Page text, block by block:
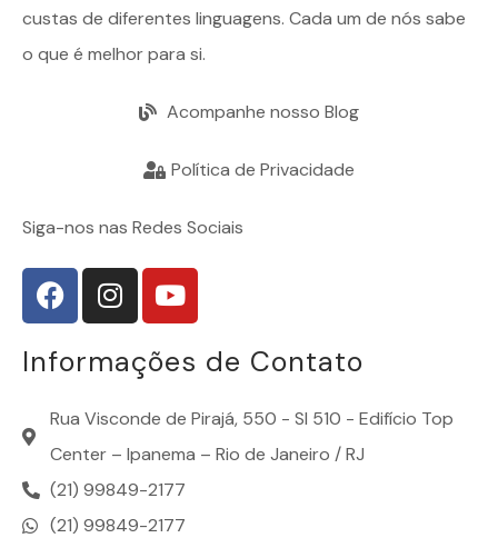
custas de diferentes linguagens. Cada um de nós sabe
o que é melhor para si.
Acompanhe nosso Blog
Política de Privacidade
Siga-nos nas Redes Sociais
Informações de Contato
Rua Visconde de Pirajá, 550 - Sl 510 - Edifício Top
Center – Ipanema – Rio de Janeiro / RJ
(21) 99849-2177
(21) 99849-2177